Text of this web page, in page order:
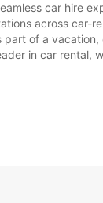
car
across
of a
in car